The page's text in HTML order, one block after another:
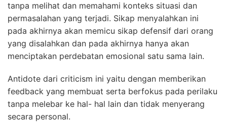
tanpa melihat dan memahami konteks situasi dan
permasalahan yang terjadi. Sikap menyalahkan ini
pada akhirnya akan memicu sikap defensif dari orang
yang disalahkan dan pada akhirnya hanya akan
menciptakan perdebatan emosional satu sama lain.
Antidote dari criticism ini yaitu dengan memberikan
feedback yang membuat serta berfokus pada perilaku
tanpa melebar ke hal- hal lain dan tidak menyerang
secara personal.